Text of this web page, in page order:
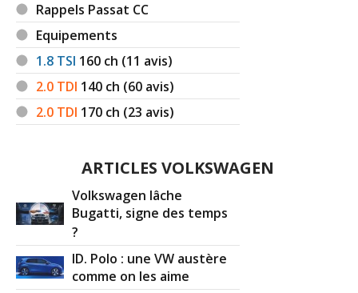
Rappels Passat CC
Equipements
1.8 TSI 160 ch (11 avis)
2.0 TDI 140 ch (60 avis)
2.0 TDI 170 ch (23 avis)
ARTICLES VOLKSWAGEN
Volkswagen lâche
Bugatti, signe des temps
?
ID. Polo : une VW austère
comme on les aime